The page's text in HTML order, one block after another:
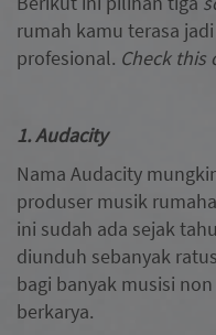
rumah kamu terasa
profesional. Check this
1. Audacity
Nama Audacity
produser musik
ini sudah ada sejak
diunduh sebanyak
bagi banyak musisi
berkarya.